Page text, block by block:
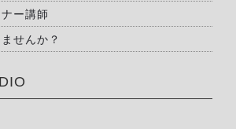
ー講師
せんか？